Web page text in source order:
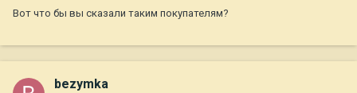
Вот что бы вы сказали таким покупателям?
bezymka